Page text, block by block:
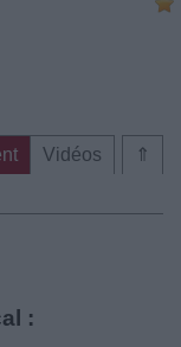
⇑
Vidéos
: